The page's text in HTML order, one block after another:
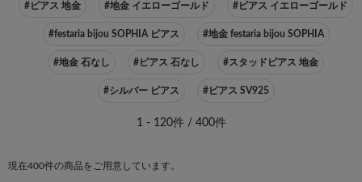
#ピアス 地金 #地金 イエローゴールド #ピアス イエローゴールド
#festaria bijou SOPHIA ピアス #地金 festaria bijou SOPHIA
#地金 石なし #ピアス 石なし #スタッドピアス 地金
#シルバー ピアス #ピアス SV925
1 - 120件 / 400件
現在400件の商品をご用意しています。